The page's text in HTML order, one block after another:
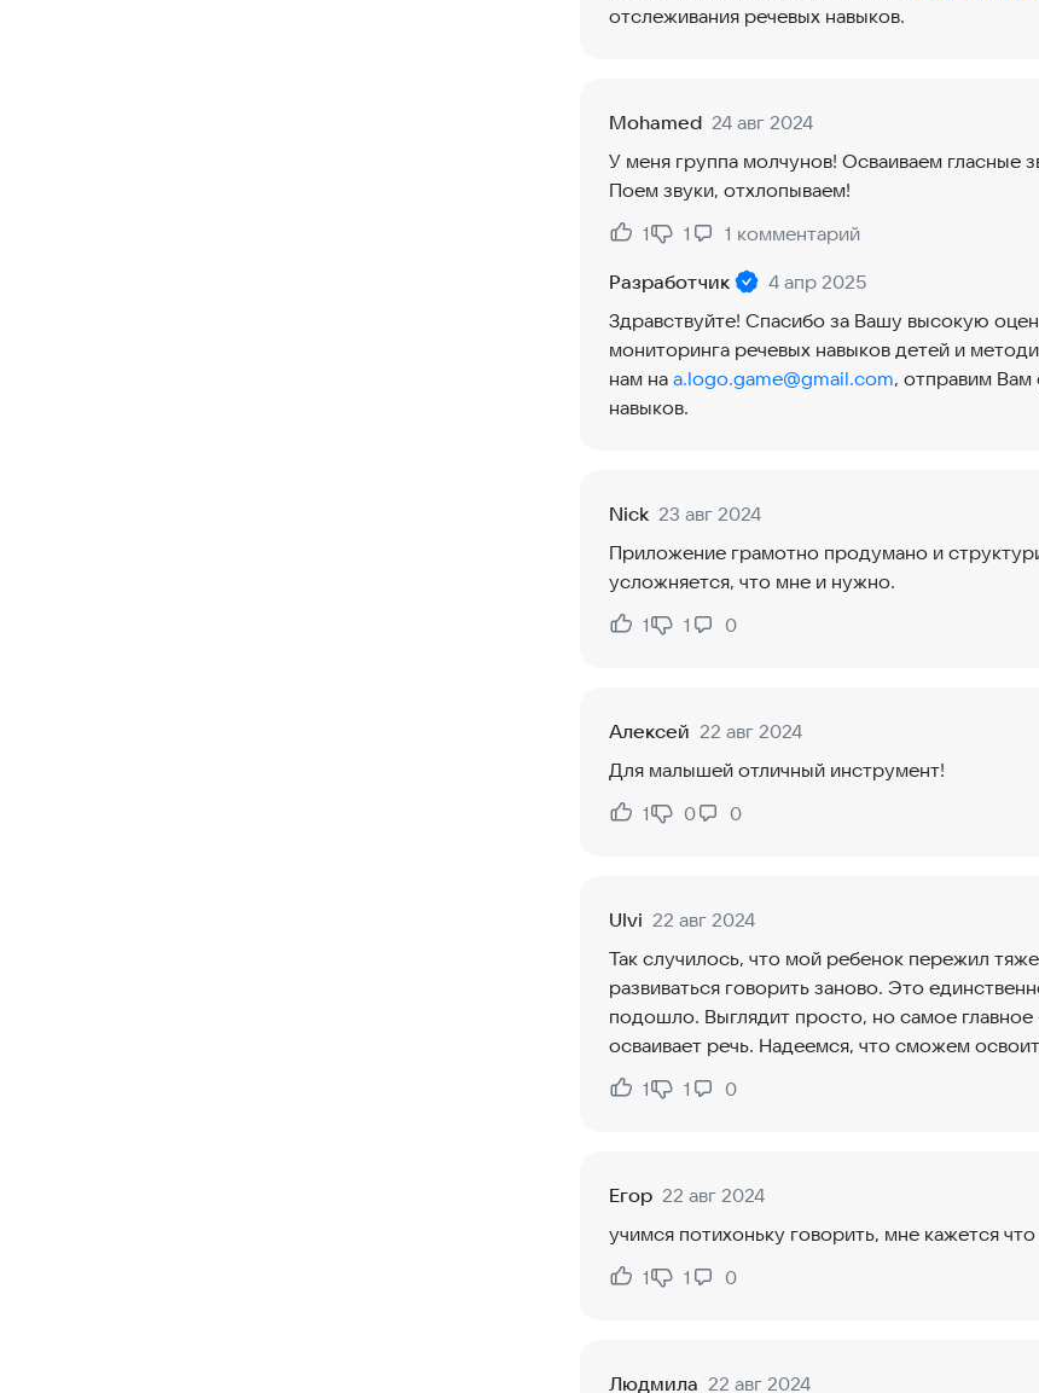
отслеживания речевых навыков.
Mohamed 24 авг 2024
У меня группа молчунов! Осваиваем гласные
Поем звуки, отхлопываем!
Нравится:
1
Не нравится:
1 1 комментарий
Разработчик
4 апр 2025
Здравствуйте! Спасибо за Вашу высокую
мониторинга речевых навыков детей и
нам на a.logo.game@gmail.com, отправим Вам
навыков.
Nick 23 авг 2024
Приложение грамотно продумано и
усложняется, что мне и нужно.
Нравится:
1
Не нравится:
1 0
Алексей 22 авг 2024
Для малышей отличный инструмент!
Нравится:
1
Не нравится:
0 0
Ulvi 22 авг 2024
Так случилось, что мой ребенок пережил
развиваться говорить заново. Это
подошло. Выглядит просто, но самое
осваивает речь. Надеемся, что сможем
Нравится:
1
Не нравится:
1 0
Егор 22 авг 2024
учимся потихоньку говорить, мне кажется
Нравится:
1
Не нравится:
1 0
Людмила 22 авг 2024